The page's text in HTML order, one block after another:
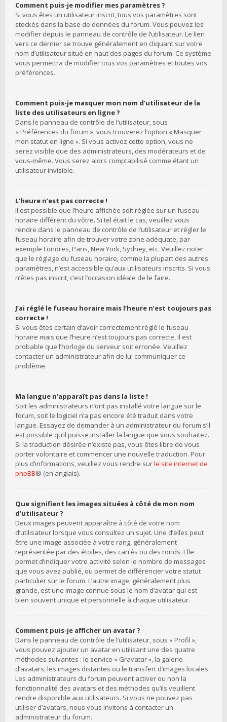
Comment puis-je modifier mes paramètres ?
Si vous êtes un utilisateur inscrit, tous vos paramètres sont
stockés dans la base de données du forum. Vous pouvez les
modifier depuis le panneau de contrôle de l’utilisateur. Le lien
vers ce dernier se trouve généralement en cliquant sur votre
nom d’utilisateur situé en haut des pages du forum. Ce système
vous permettra de modifier tous vos paramètres et toutes vos
préférences.
Comment puis-je masquer mon nom d’utilisateur de la
liste des utilisateurs en ligne ?
Dans le panneau de contrôle de l’utilisateur, sous
« Préférences du forum », vous trouverez l’option « Masquer
mon statut en ligne ». Si vous activez cette option, vous ne
serez visible que des administrateurs, des modérateurs et de
vous-même. Vous serez alors comptabilisé comme étant un
utilisateur invisible.
L’heure n’est pas correcte !
Il est possible que l’heure affichée soit réglée sur un fuseau
horaire différent du vôtre. Si tel était le cas, veuillez vous
rendre dans le panneau de contrôle de l’utilisateur et régler le
fuseau horaire afin de trouver votre zone adéquate, par
exemple Londres, Paris, New York, Sydney, etc. Veuillez noter
que le réglage du fuseau horaire, comme la plupart des autres
paramètres, n’est accessible qu’aux utilisateurs inscrits. Si vous
n’êtes pas inscrit, c’est l’occasion idéale de le faire.
J’ai réglé le fuseau horaire mais l’heure n’est toujours pas
correcte !
Si vous êtes certain d’avoir correctement réglé le fuseau
horaire mais que l’heure n’est toujours pas correcte, il est
probable que l’horloge du serveur soit erronée. Veuillez
contacter un administrateur afin de lui communiquer ce
problème.
Ma langue n’apparaît pas dans la liste !
Soit les administrateurs n’ont pas installé votre langue sur le
forum, soit le logiciel n’a pas encore été traduit dans votre
langue. Essayez de demander à un administrateur du forum s’il
est possible qu’il puisse installer la langue que vous souhaitez.
Si la traduction désirée n’existe pas, vous êtes libre de vous
porter volontaire et commencer une nouvelle traduction. Pour
plus d’informations, veuillez vous rendre surle site internet de
phpBB® (en anglais).
Que signifient les images situées à côté de mon nom
d’utilisateur ?
Deux images peuvent apparaître à côté de votre nom
d’utilisateur lorsque vous consultez un sujet. Une d’elles peut
être une image associée à votre rang, généralement
représentée par des étoiles, des carrés ou des ronds. Elle
permet d’indiquer votre activité selon le nombre de messages
que vous avez publié, ou permet de différencier votre statut
particulier sur le forum. L’autre image, généralement plus
grande, est une image connue sous le nom d’avatar qui est
bien souvent unique et personnelle à chaque utilisateur.
Comment puis-je afficher un avatar ?
Dans le panneau de contrôle de l’utilisateur, sous « Profil »,
vous pouvez ajouter un avatar en utilisant une des quatre
méthodes suivantes : le service « Gravatar », la galerie
d’avatars, les images distantes ou le transfert d’images locales.
Les administrateurs du forum peuvent activer ou non la
fonctionnalité des avatars et des méthodes qu’ils veuillent
rendre disponible aux utilisateurs. Si vous ne pouvez pas
utiliser d’avatars, nous vous invitons à contacter un
administrateur du forum.